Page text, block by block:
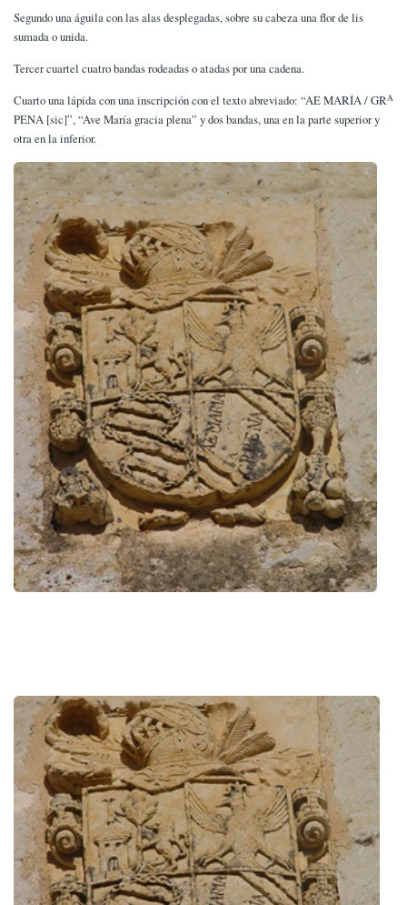
Segundo una águila con las alas desplegadas, sobre su cabeza una flor de lis
sumada o unida.
Tercer cuartel cuatro bandas rodeadas o atadas por una cadena.
Cuarto una lápida con una inscripción con el texto abreviado: “AE MARÍA / GRA
PENA [sic]”, “Ave María gracia plena” y dos bandas, una en la parte superior y
otra en la inferior.